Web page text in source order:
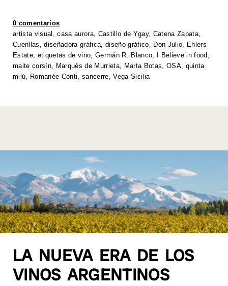
A
p
p
o
o
k
n
n
k
0 comentarios
artista visual ,casa aurora, Castillo de Ygay, Catena Zapata,
Cuenllas ,diseñadora gráfica, diseño gráfico, Don Julio, Ehlers
Estate, etiquetas de vino, Germán R. Blanco, I Believe in food ,
maite corsín, Marqués de Murrieta, Marta Botas, OSA, quinta
milú, Romanée-Conti, sancerre,Vega Sicilia
LA NUEVA ERA DE LOS
VINOS ARGENTINOS